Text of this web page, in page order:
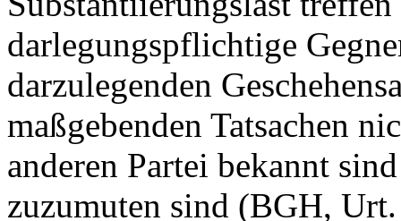
darlegungspflichtige
darzulegenden
maßgebenden Tatsachen
anderen Partei bekannt
zuzumuten sind (BGH,